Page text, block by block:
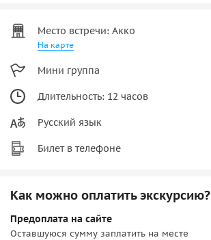
Место встречи: Акко
На карте
Мини группа
Длительность: 12 часов
Русский язык
Билет в телефоне
Как можно оплатить экскурсию?
Предоплата на сайте
Оставшуюся сумму заплатить на месте